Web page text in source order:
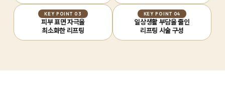
KEY POINT 03
피부 표면 자극을
최소화한 리프팅
KEY POINT 04
일상생활 부담을 줄인
리프팅 시술 구성